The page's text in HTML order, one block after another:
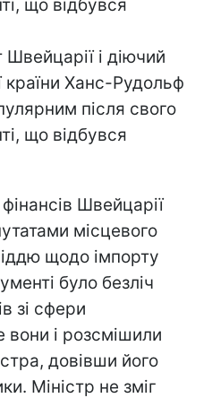
що відбувся
і діючий
країни Ханс-Рудольф
після свого
що відбувся
Швейцарії
місцевого
щодо імпорту
було безліч
зі сфери
і розсмішили
довівши його
Міністр не зміг